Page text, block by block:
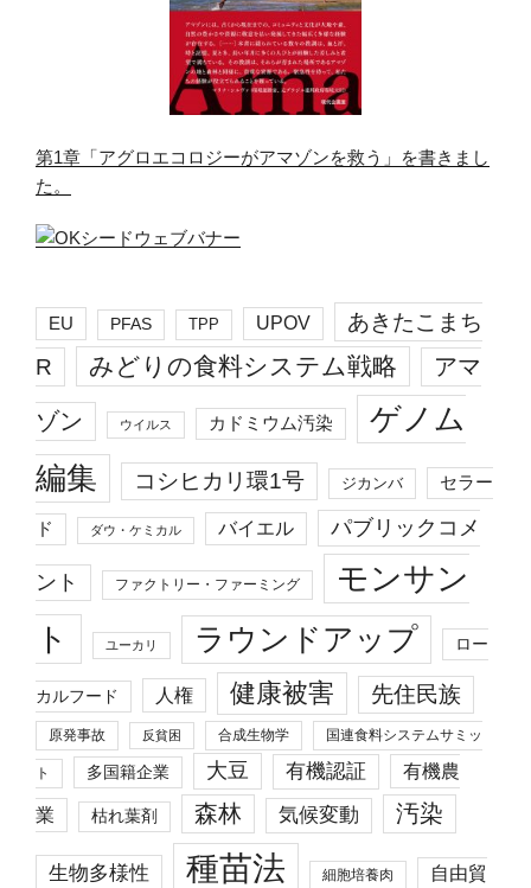
第1章「アグロエコロジーがアマゾンを救う」を書きまし
た。
EU PFAS TPP UPOV
あきたこまち
R
みどりの食料システム戦略 アマ
ゾン ウイルス カドミウム汚染
ゲノム
編集
コシヒカリ環1号 ジカンバ セラー
ド ダウ・ケミカル バイエル パブリックコメ
ント ファクトリー・ファーミング
モンサン
ト
ユーカリ ラウンドアップ ロー
カルフード 人権 健康被害 先住民族
原発事故 反貧困 合成生物学 国連食料システムサミッ
ト 多国籍企業 大豆 有機認証 有機農
業 枯れ葉剤 森林 気候変動 汚染
生物多様性 種苗法 細胞培養肉 自由貿